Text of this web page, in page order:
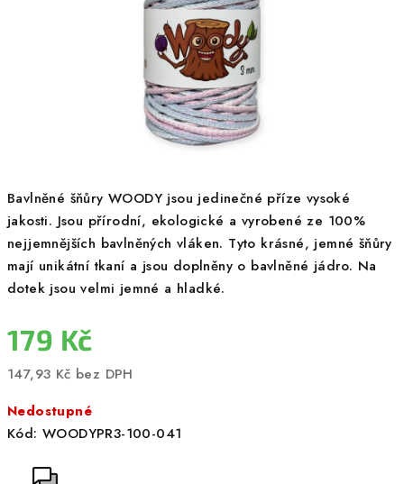
Bavlněné šňůry WOODY jsou jedinečné příze vysoké
jakosti. Jsou přírodní, ekologické a vyrobené ze 100%
nejjemnějších bavlněných vláken. Tyto krásné, jemné šňůry
mají unikátní tkaní a jsou doplněny o bavlněné jádro. Na
dotek jsou velmi jemné a hladké.
179 Kč
147,93 Kč bez DPH
cena:
Nedostupné
Kód: WOODYPR3-100-041